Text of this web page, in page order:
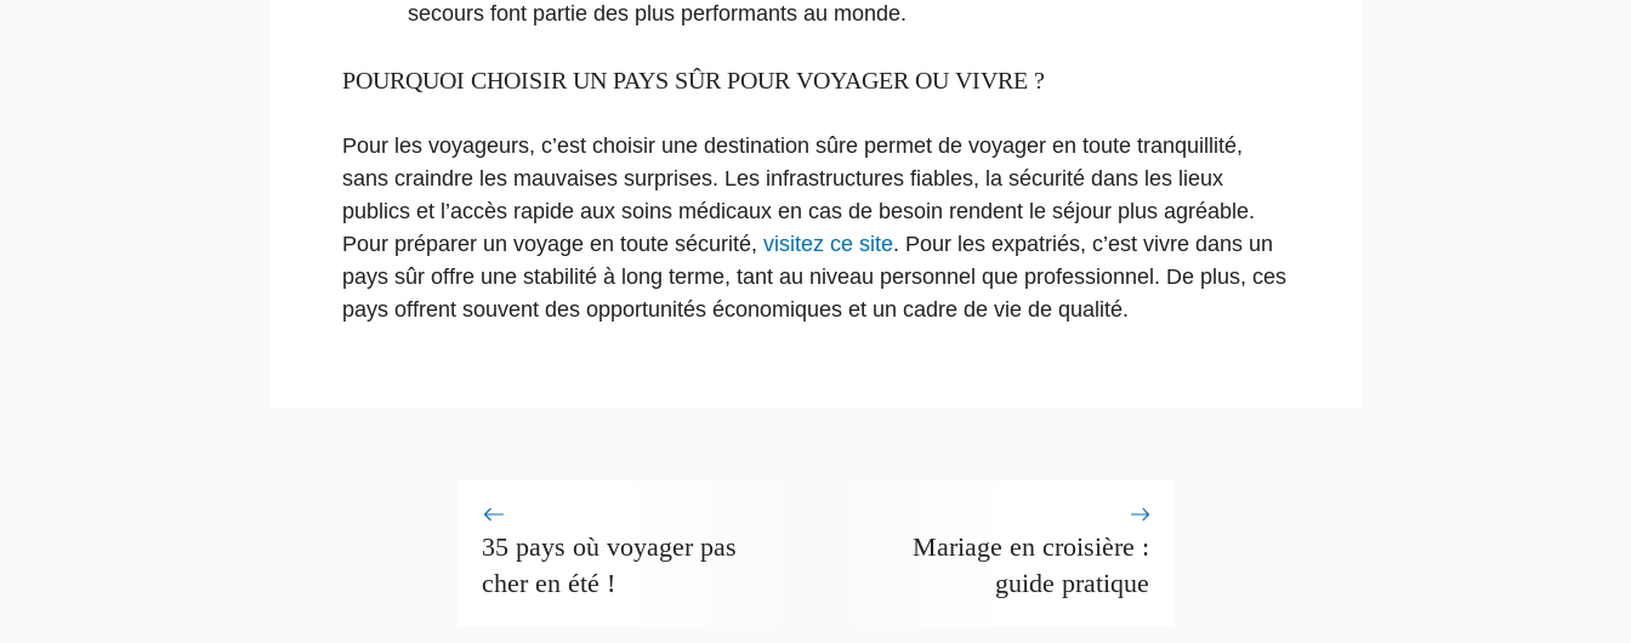
secours font partie des plus performants au monde.
POURQUOI CHOISIR UN PAYS SÛR POUR VOYAGER OU VIVRE ?
Pour les voyageurs, c’est choisir une destination sûre permet de voyager en toute tranquillité,
sans craindre les mauvaises surprises. Les infrastructures fiables, la sécurité dans les lieux
publics et l’accès rapide aux soins médicaux en cas de besoin rendent le séjour plus agréable.
Pour préparer un voyage en toute sécurité, visitez ce site. Pour les expatriés, c’est vivre dans un
pays sûr offre une stabilité à long terme, tant au niveau personnel que professionnel. De plus, ces
pays offrent souvent des opportunités économiques et un cadre de vie de qualité.
35 pays où voyager pas
cher en été !
Mariage en croisière :
guide pratique